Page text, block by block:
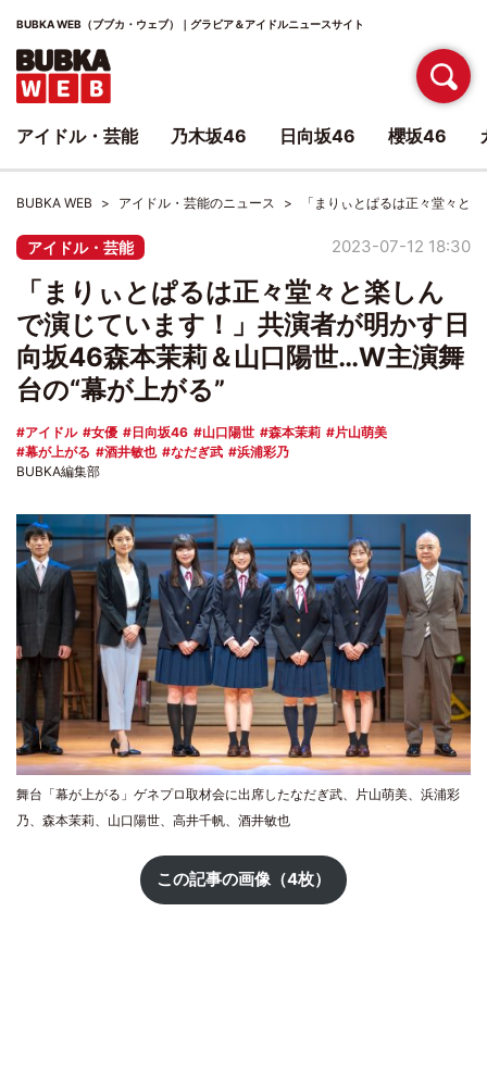
BUBKA WEB（ブブカ・ウェブ）｜グラビア＆アイドルニュースサイト
BUBKA WEB アイドル・芸能のニュース 「まりぃとぱるは正々堂々と
アイドル・芸能 2023-07-12 18:30
「まりぃとぱるは正々堂々と楽しん
で演じています！」共演者が明かす日
向坂46森本茉莉＆山口陽世…W主演舞
台の“幕が上がる”
アイドル 女優 日向坂46 山口陽世 森本茉莉
片山萌美
幕が上がる
酒井敏也 なだぎ武
浜浦彩乃
BUBKA編集部
舞台「幕が上がる」ゲネプロ取材会に出席したなだぎ武、片山萌美、浜浦彩
乃、森本茉莉、山口陽世、高井千帆、酒井敏也
この記事の画像（4枚）
アイドル・芸能 乃木坂46 日向坂46 櫻坂46